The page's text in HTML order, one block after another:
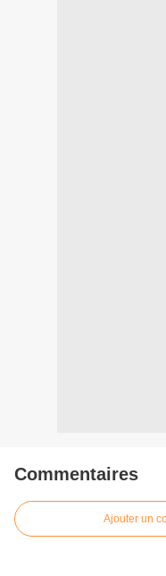
Commentaires
Ajouter un